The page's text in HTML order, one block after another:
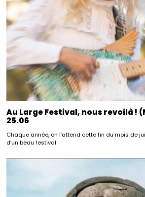
Au Large Festival, nous revoilà !
25.06
Chaque année, on l’attend cette fin du mois de
d’un beau festival